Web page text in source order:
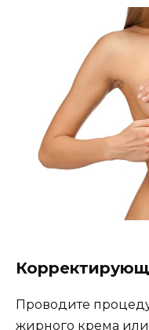
Проводите
жирного крема или